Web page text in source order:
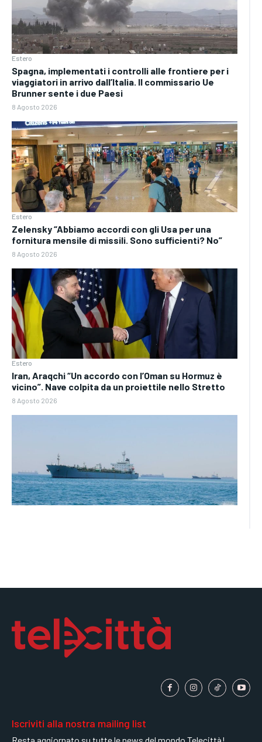
Estero
Spagna, implementati i controlli alle frontiere per i
viaggiatori in arrivo dall’Italia. Il commissario Ue
Brunner sente i due Paesi
8 Agosto 2026
Estero
Zelensky “Abbiamo accordi con gli Usa per una
fornitura mensile di missili. Sono sufficienti? No”
8 Agosto 2026
Estero
Iran, Araqchi “Un accordo con l’Oman su Hormuz è
vicino”. Nave colpita da un proiettile nello Stretto
8 Agosto 2026
Iscriviti alla nostra mailing list